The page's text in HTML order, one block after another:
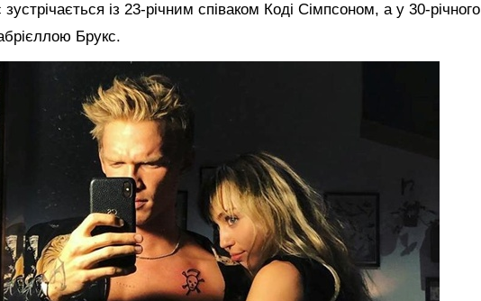
із 23-річним співаком Коді Сімпсоном, а у 30-річного
Брукс.